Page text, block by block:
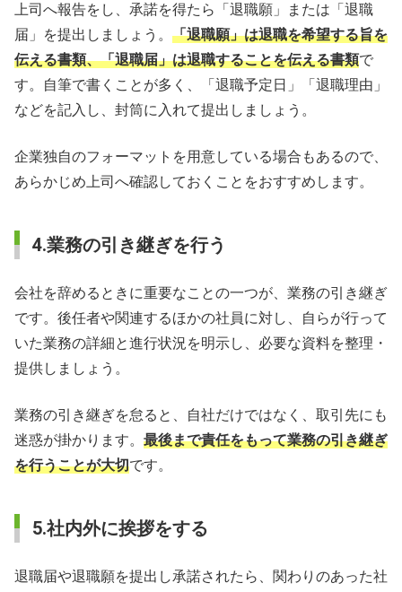
上司へ報告をし、承諾を得たら「退職願」または「退職
届」を提出しましょう。 「退職願」は退職を希望する旨を
伝える書類、「退職届」は退職することを伝える書類で
す。自筆で書くことが多く、「退職予定日」「退職理由」
などを記入し、封筒に入れて提出しましょう。
企業独自のフォーマットを用意している場合もあるので、
あらかじめ上司へ確認しておくことをおすすめします。
4.業務の引き継ぎを行う
会社を辞めるときに重要なことの一つが、業務の引き継ぎ
です。後任者や関連するほかの社員に対し、自らが行って
いた業務の詳細と進行状況を明示し、必要な資料を整理・
提供しましょう。
業務の引き継ぎを怠ると、自社だけではなく、取引先にも
迷惑が掛かります。 最後まで責任をもって業務の引き継ぎ
を行うことが大切です。
5.社内外に挨拶をする
退職届や退職願を提出し承諾されたら、関わりのあった社